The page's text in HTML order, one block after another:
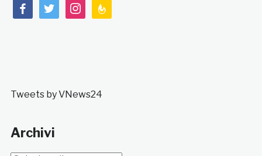
facebooktwitterinstagramfeedburner
Tweets by VNews24
Archivi